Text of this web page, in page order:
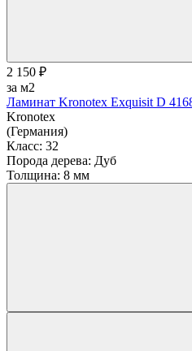
2 150 ₽
за м2
Ламинат Kronotex Exquisit D
Kronotex
(Германия)
Класс: 32
Порода дерева: Дуб
Толщина: 8 мм